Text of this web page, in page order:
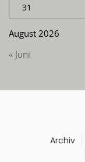
August 2026
31
« Juni
Archiv